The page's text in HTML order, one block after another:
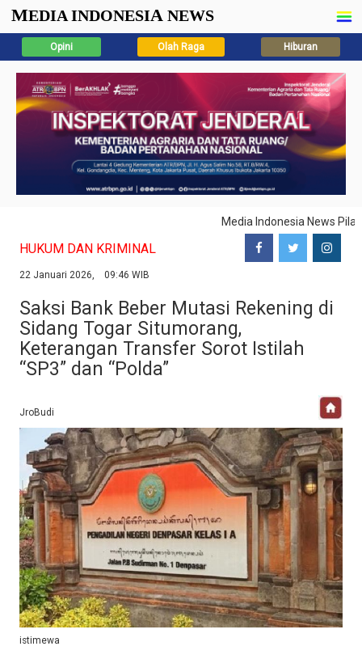
MEDIA INDONESIA NEWS
Opini Olah Raga Hiburan
Media Indonesia News
HUKUM DAN KRIMINAL
22 Januari 2026, 09:46 WIB
Saksi Bank Beber Mutasi Rekening di
Sidang Togar Situmorang,
Keterangan Transfer Sorot Istilah
“SP3” dan “Polda”
JroBudi
istimewa